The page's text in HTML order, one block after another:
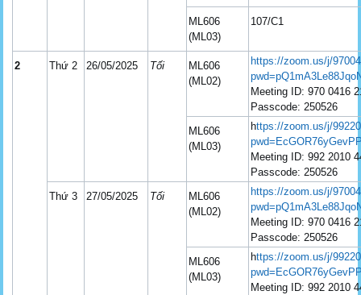
ML606
(ML03)
107/C1
2 Thứ 2 26/05/2025 Tối
ML606
(ML02)
https://zoom.us/j/
Meeting ID: 970 0416
Passcode: 250526
ML606
(ML03)
https://zoom.us/j/
Meeting ID: 992 2010
Passcode: 250526
Thứ 3
27/05/2025 Tối
ML606
(ML02)
https://zoom.us/j/
Meeting ID: 970 0416
Passcode: 250526
ML606
(ML03)
https://zoom.us/j/
Meeting ID: 992 2010